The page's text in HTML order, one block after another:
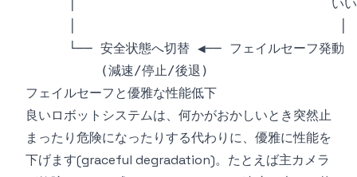
フェイルセーフと優雅な性能低下
良いロボットシステムは、何かがおかしいとき突然止
まったり危険になったりする代わりに、優雅に性能を
下げます(graceful degradation)。たとえば主カメラ